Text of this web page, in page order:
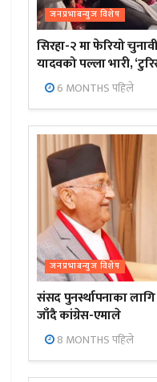
जनप्रभाबन्युज विशेष
सिरहा-२ मा फेरियो
यादवको पल्ला भारी,
6 MONTHS पहिले
जनप्रभाबन्युज विशेष
संसद पुनर्स्थापनाका
जाँदै कांग्रेस-एमाले
8 MONTHS पहिले